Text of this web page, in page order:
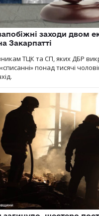
заходи двом
Закарпатті
ТЦК та СП, яких ДБР
понад тисячі